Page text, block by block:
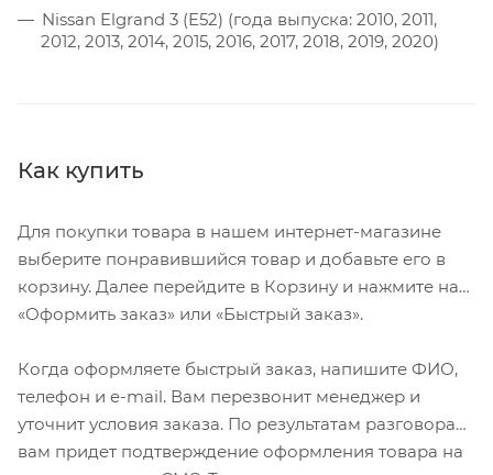
Nissan Elgrand 3 (E52) (года выпуска: 2010, 2011,
2012, 2013, 2014, 2015, 2016, 2017, 2018, 2019, 2020)
Как купить
Для покупки товара в нашем интернет-магазине
выберите понравившийся товар и добавьте его в
корзину. Далее перейдите в Корзину и нажмите на
«Оформить заказ» или «Быстрый заказ».
Когда оформляете быстрый заказ, напишите ФИО,
телефон и e-mail. Вам перезвонит менеджер и
уточнит условия заказа. По результатам разговора
вам придет подтверждение оформления товара на